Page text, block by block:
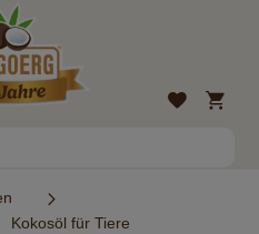
Wunschliste
Mein
Kokosöl für Tiere